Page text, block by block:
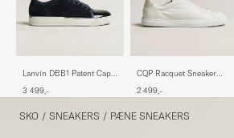
Lanvin DBB1 Patent Cap
3 499,-
CQP Racquet Sneaker
2 499,-
SKO / SNEAKERS / PÆNE SNEAKERS